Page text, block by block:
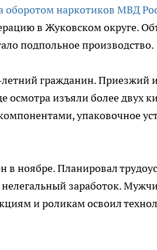
оборотом наркотиков МВД
в Жуковском округе.
подпольное производство.
гражданин. Приезжий
осмотра изъяли более двух
упаковочное
ноябре. Планировал
заработок.
и роликам освоил